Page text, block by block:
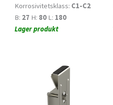
Korrosivitetsklass: C1-C2
B: 27 H: 80 L: 180
Lager produkt